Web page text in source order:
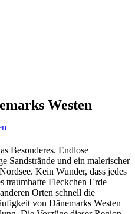
Westen
Besonderes. Endlose
Sandstrände und ein malerischer
Kein Wunder, dass jedes
traumhafte Fleckchen Erde
Orten schnell die
von Dänemarks Westen